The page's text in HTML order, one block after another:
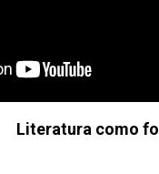
Literatura como